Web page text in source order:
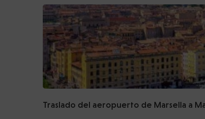
Traslado del aeropuerto de Marsella a